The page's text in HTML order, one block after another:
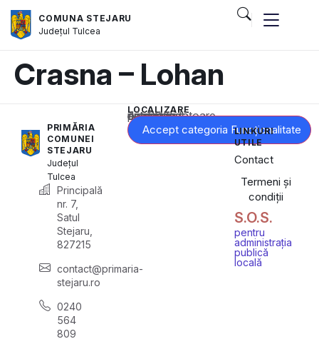
COMUNA STEJARU
Județul Tulcea
Crasna – Lohan
PRIMĂRIA
COMUNEI
STEJARU
Județul
Tulcea
Principală
nr. 7,
Satul
Stejaru,
827215
contact@primaria-
stejaru.ro
0240
564
809
LOCALIZARE
Acest conținut este blocat până când acceptați categoria corespunzătoare de cookie-uri.
Accept categoria Funcționalitate
LINKURI
UTILE
Contact
Termeni și
condiții
S.O.S.
pentru
administrația
publică
locală